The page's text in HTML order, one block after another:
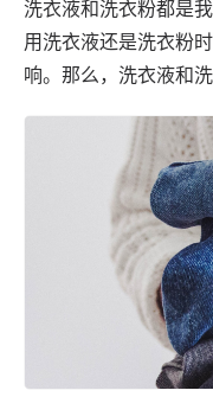
洗衣液和洗衣粉都是
用洗衣液还是洗衣粉
响。那么，洗衣液和